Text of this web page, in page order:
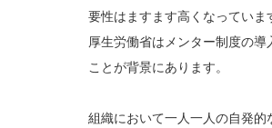
要性はますます高くなっていま
厚生労働省はメンター制度の
ことが背景にあります。
組織において一人一人の自発的